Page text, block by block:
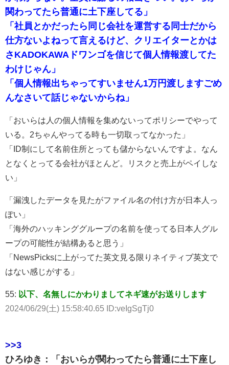
関わってたら普通に土下座してる」
「社員とかだったら同じ会社を運営する同士だから
仕方ないよねって言えるけど、クリエイターとかは
さKADOKAWAドワンゴを信じて個人情報渡してた
わけじゃん」
「個人情報出ちゃってすいません1万円渡しますごめ
んなさいて話じゃないからね」
「おいらは人の個人情報を集めないってポリシーでやって
いる。2ちゃんやってる時も一切取ってなかった」
「ID制にして名前住所とっても儲からないんですよ。なん
となくとってる会社がほとんど。リスクと売上がペイしな
い」
「漏洩したデータを見たがファイル名の付け方が日本人っ
ぽい」
「海外のハッキンググループの名前を使ってる日本人グル
ープの可能性が結構あると思う」
「NewsPicksに上がってた英文見る限りネイティブ英文で
はない感じがする」
55: 以下、名無しにかわりましてネギ速がお送りします
2024/06/29(土) 15:58:40.65 ID:veIgSgTj0
>>3
ひろゆき：「おいらが関わってたら普通に土下座し